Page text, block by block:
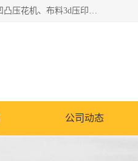
常州联宇机电自动化科技有限公司主营产品：pvc塑料焊机、高频热合机、软膜天花压边机、服装布料凹凸压花机、布料3d压印设备、服装植胶设备、超声波布料花边机、无纺布热合机、全自动压花机。
公司动态